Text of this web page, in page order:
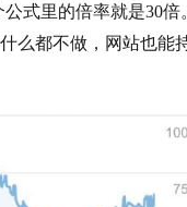
公式里的倍率就是30倍
么都不做，网站也能